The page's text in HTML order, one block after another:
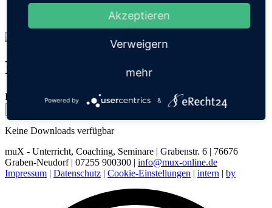
Kontakt
Downloads
Kategorie
Keine Downloads verfügbar
muX - Unterricht, Coaching, Seminare | Grabenstr. 6 | 76676
Graben-Neudorf | 07255 900300 | info@mux-online.de
Impressum | Datenschutz | Cookie-Einstellungen | intern | by
Akzeptieren
Verweigern
mehr
Powered by &